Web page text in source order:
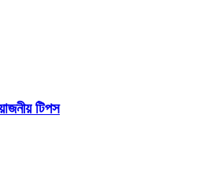
টিপস